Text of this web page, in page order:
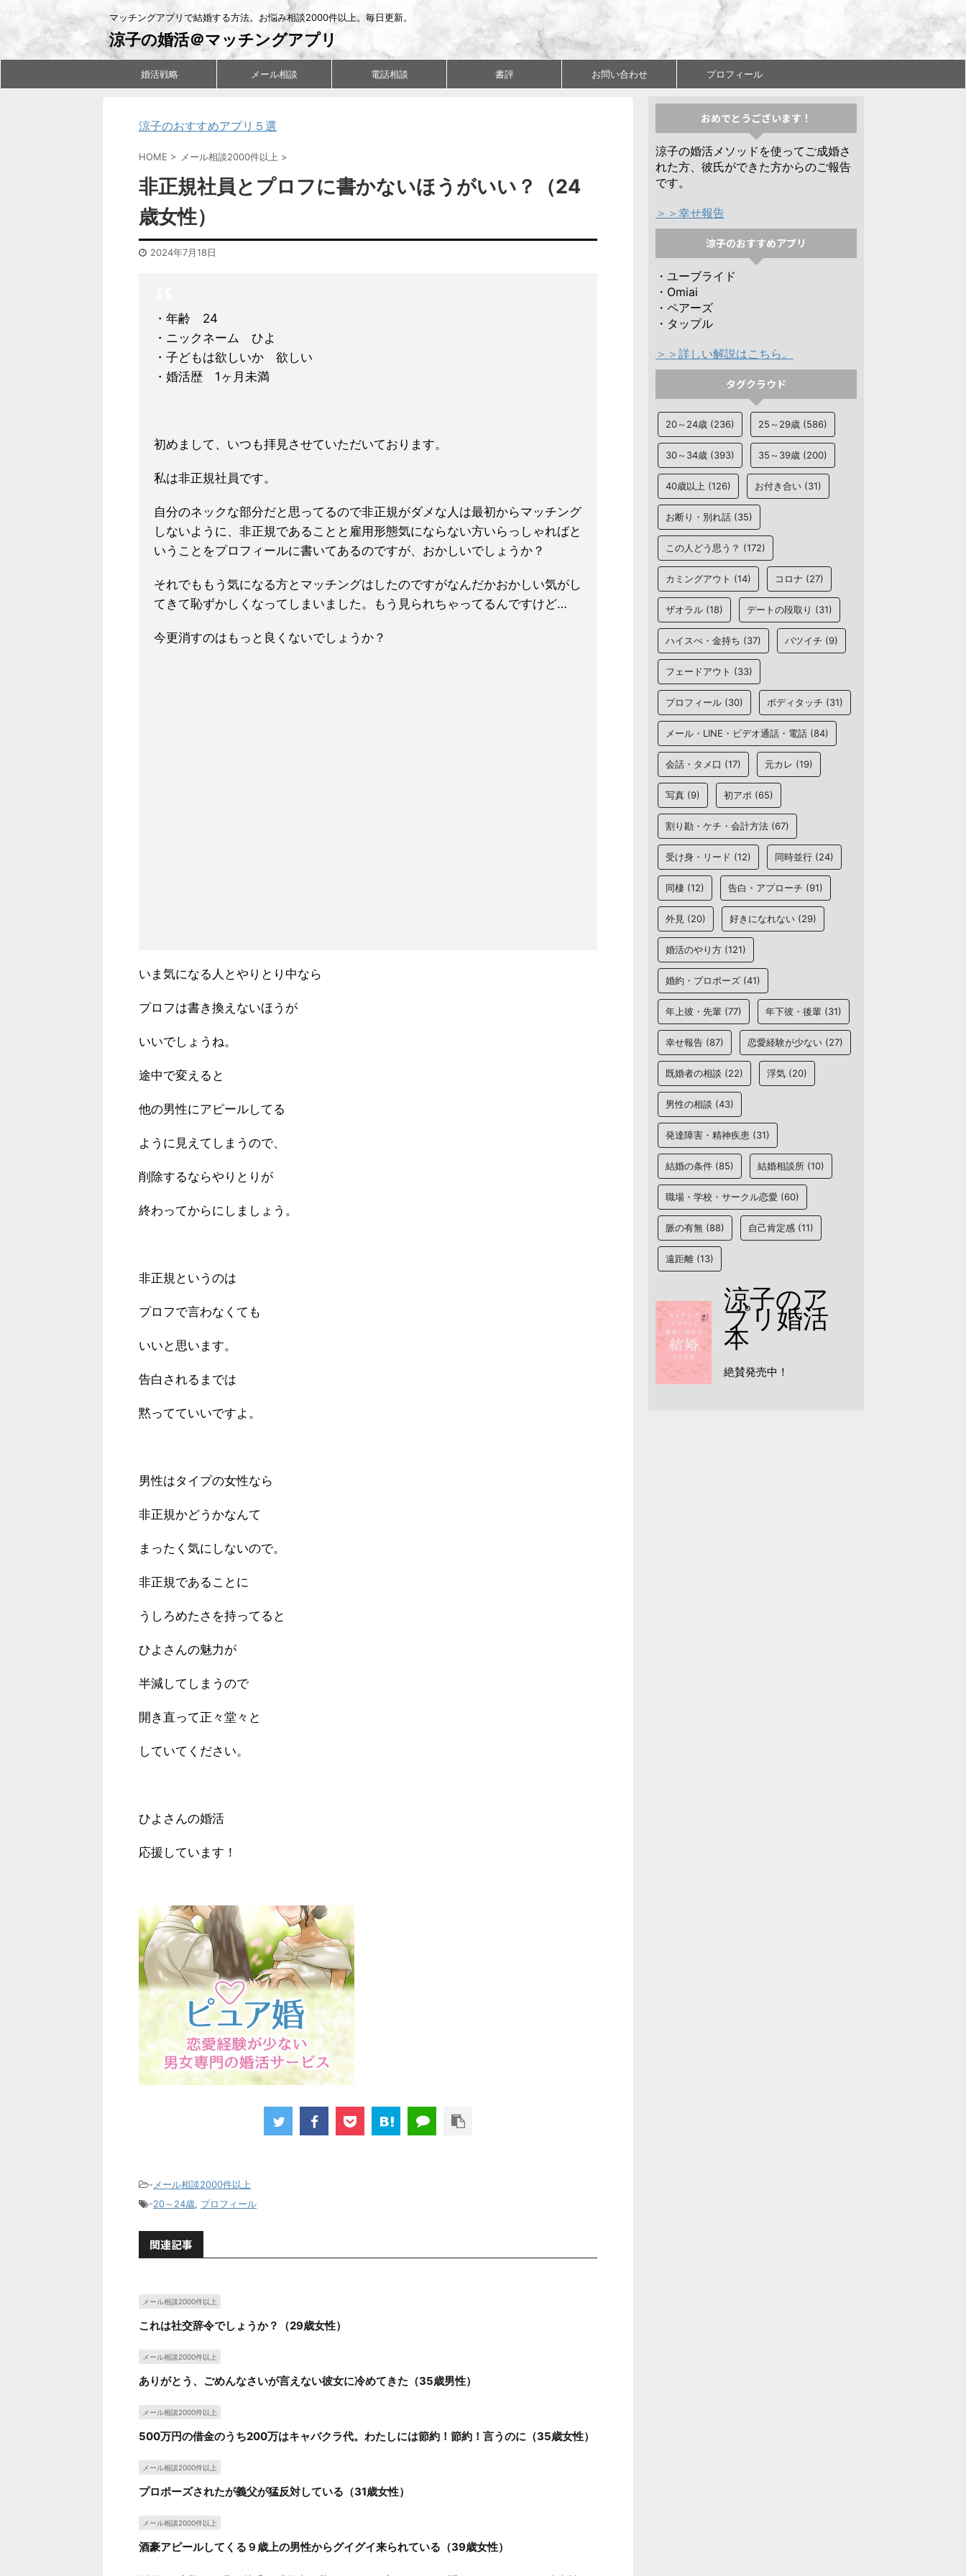
マッチングアプリで結婚する方法。お悩み相談2000件以上。毎日更新。
涼子の婚活＠マッチングアプリ
婚活戦略 メール相談 電話相談 書評 お問い合わせ プロフィール
涼子のおすすめアプリ５選
HOME > メール相談2000件以上 >
非正規社員とプロフに書かないほうがいい？（24
歳女性）
2024年7月18日
・年齢 24
・ニックネーム ひよ
・子どもは欲しいか 欲しい
・婚活歴 1ヶ月未満
初めまして、いつも拝見させていただいております。
私は非正規社員です。
自分のネックな部分だと思ってるので非正規がダメな人は最初からマッチング
しないように、非正規であることと雇用形態気にならない方いらっしゃればと
いうことをプロフィールに書いてあるのですが、おかしいでしょうか？
それでももう気になる方とマッチングはしたのですがなんだかおかしい気がし
てきて恥ずかしくなってしまいました。もう見られちゃ ってるんですけど…
今更消すのはもっと良くないでしょうか？
いま気になる人とやりとり中なら
プロフは書き換えないほうが
いいでしょうね。
途中で変えると
他の男性にアピールしてる
ように見えてしまうので、
削除するならやりとりが
終わってからにしましょう。
非正規というのは
プロフで言わなくても
いいと思います。
告白されるまでは
黙ってていいですよ。
男性はタイプの女性なら
非正規かどうかなんて
まったく気にしないので。
非正規であることに
うしろめたさを持ってると
ひよさんの魅力が
半減してしまうので
開き直って正々堂々と
していてください。
ひよさんの婚活
応援しています！
- メール相談2000件以上
-20～24歳, プロフィール
関連記事
メール相談2000件以上
これは社交辞令でしょうか？（29歳女性）
メール相談2000件以上
ありがとう、ごめんなさいが言えない彼女に冷めてきた（35歳男性）
メール相談2000件以上
500万円の借金のうち200万はキャバクラ代。わたしには節約！節約！言うのに（35歳女性）
メール相談2000件以上
プロポーズされたが義父が猛反対している（31歳女性）
メール相談2000件以上
酒豪アピールしてくる９歳上の男性からグイグイ来られている（39歳女性）
おめでとうございます！
涼子の婚活メソッドを使ってご成婚さ
れた方、彼氏ができた方からのご報告
です。
＞＞幸せ報告
涼子のおすすめアプリ
・ユーブライド
・Omiai
・ペアーズ
・タップル
＞＞詳しい解説はこちら。
タグクラウド
20～24歳 (236) 25～29歳 (586)
30～34歳 (393) 35～39歳 (200)
40歳以上 (126) お付き合い (31)
お断り・別れ話 (35)
この人どう思う？ (172)
カミングアウト (14) コロナ (27)
ザオラル (18) デートの段取り (31)
ハイスぺ・金持ち (37) バツイチ (9)
フェードアウト (33)
プロフィール (30) ボディタッチ (31)
メール・LINE・ビデオ通話・電話 (84)
会話・タメ口 (17) 元カレ (19)
写真 (9) 初アポ (65)
割り勘・ケチ・会計方法 (67)
受け身・リード (12) 同時並行 (24)
同棲 (12) 告白・アプローチ (91)
外見 (20) 好きになれない (29)
婚活のやり方 (121)
婚約・プロポーズ (41)
年上彼・先輩 (77) 年下彼・後輩 (31)
幸せ報告 (87) 恋愛経験が少ない (27)
既婚者の相談 (22) 浮気 (20)
男性の相談 (43)
発達障害・精神疾患 (31)
結婚の条件 (85) 結婚相談所 (10)
職場・学校・サークル恋愛 (60)
脈の有無 (88) 自己肯定感 (11)
遠距離 (13)
涼子のア
プリ婚活
本
絶賛発売中！